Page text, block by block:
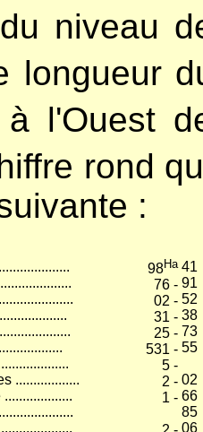
niveau
longueur
l'Ouest
rond
:
..................
98Ha
76 -
02 -
31 -
25 -
531 -
5 -
2 -
1 -
41
91
52
38
73
55
02
66
85
06